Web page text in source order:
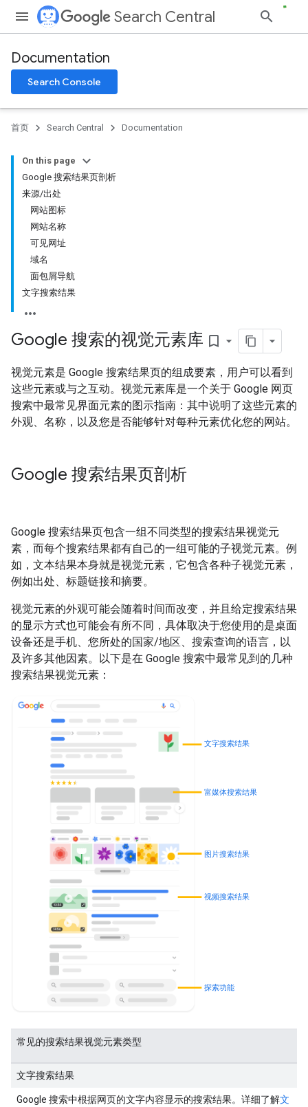
Search Central
Documentation
Search Console
首页 Search Central Documentation
On this page
Google 搜索结果页剖析
来源/出处
网站图标
网站名称
可见网址
域名
面包屑导航
文字搜索结果
Google 搜索的视觉元素库 bookmark_border
视觉元素是 Google 搜索结果页的组成要素，用户可以看到
这些元素或与之互动。视觉元素库是一个关于 Google 网页
搜索中最常见界面元素的图示指南：其中说明了这些元素的
外观、名称，以及您是否能够针对每种元素优化您的网站。
Google 搜索结果页剖析
Google 搜索结果页包含一组不同类型的搜索结果视觉元
素，而每个搜索结果都有自己的一组可能的子视觉元素。例
如， 文本结果本身就是视觉元素，它包含各种子视觉元素，
例如出处、标题链接和摘要。
视觉元素的外观可能会随着时间而改变，并且给定搜索结果
的显示方式也可能会有所不同，具体取决于您使用的是桌面
设备还是手机、您所处的国家/地区、搜索查询的语言，以
及许多其他因素。以下是在 Google 搜索中最常见到的几种
搜索结果视觉元素：
文字搜索结果
富媒体搜索结果
图片搜索结果
视频搜索结果
探索功能
常见的搜索结果视觉元素类型
文字搜索结果
Google 搜索中根据网页的文字内容显示的搜索结果。详细了解文